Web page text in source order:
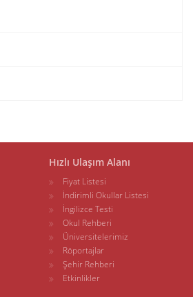
Hızlı Ulaşım Alanı
Fiyat Listesi
İndirimli Okullar Listesi
İngilizce Testi
Okul Rehberi
Üniversitelerimiz
Röportajlar
Şehir Rehberi
Etkinlikler